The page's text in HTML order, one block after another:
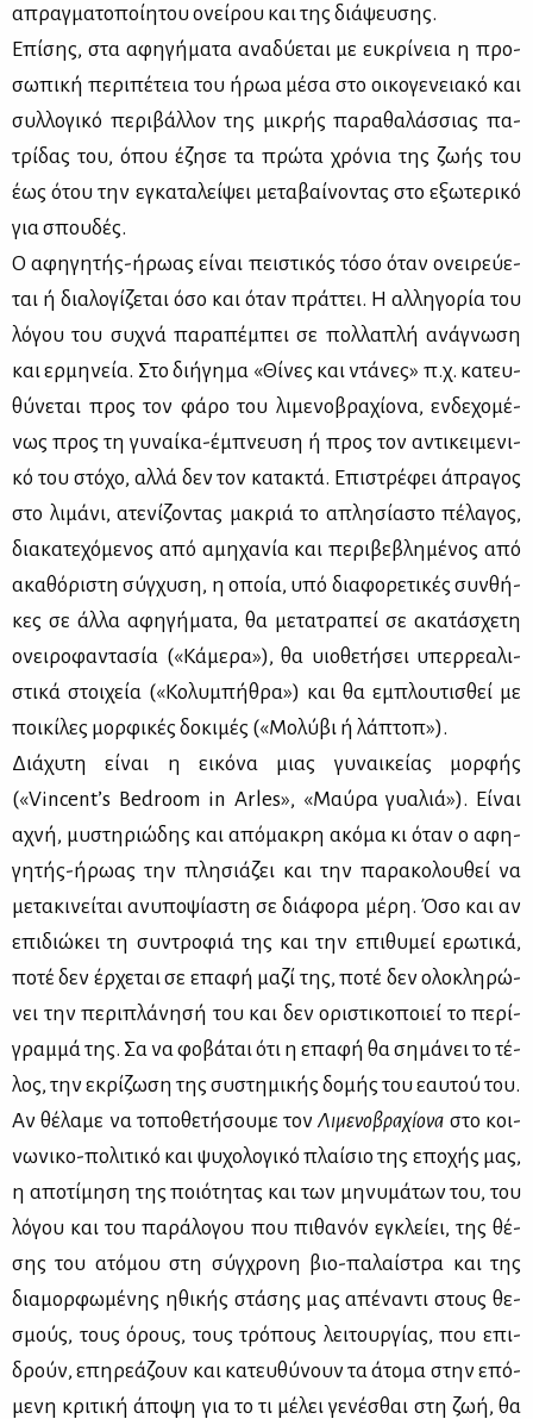
απραγ­μα­το­ποί­η­του ονεί­ρου και της διά­ψευ­σης.
Επί­σης, στα αφη­γή­μα­τα ανα­δύ­ε­ται με ευ­κρί­νεια η προ­
σω­πι­κή πε­ρι­πέ­τεια του ήρωα μέ­σα στο οι­κο­γε­νεια­κό και
συλ­λο­γι­κό πε­ρι­βάλ­λον της μι­κρής πα­ρα­θα­λάσ­σιας πα­
τρί­δας του, όπου έζη­σε τα πρώ­τα χρό­νια της ζω­ής του
έως ότου την εγκα­τα­λεί­ψει με­τα­βαί­νο­ντας στο εξω­τε­ρι­κό
για σπου­δές.
Ο αφη­γη­τής-ήρω­ας εί­ναι πει­στι­κός τό­σο όταν ονει­ρεύ­ε­
ται ή δια­λο­γί­ζε­ται όσο και όταν πράτ­τει. Η αλ­λη­γο­ρία του
λό­γου του συ­χνά πα­ρα­πέ­μπει σε πολ­λα­πλή ανά­γνω­ση
και ερ­μη­νεία. Στο δι­ή­γη­μα «Θί­νες και ντά­νες» π.χ. κα­τευ­
θύ­νε­ται προς τον φά­ρο του λι­με­νο­βρα­χί­ο­να, εν­δε­χο­μέ­
νως προς τη γυ­ναί­κα-έμπνευ­ση ή προς τον αντι­κει­με­νι­
κό του στό­χο, αλ­λά δεν τον κα­τα­κτά. Επι­στρέ­φει άπρα­γος
στο λι­μά­νι, ατε­νί­ζο­ντας μα­κριά το απλη­σί­α­στο πέ­λα­γος,
δια­κα­τε­χό­με­νος από αμη­χα­νία και πε­ρι­βε­βλη­μέ­νος από
ακα­θό­ρι­στη σύγ­χυ­ση, η οποία, υπό δια­φο­ρε­τι­κές συν­θή­
κες σε άλ­λα αφη­γή­μα­τα, θα με­τα­τρα­πεί σε ακα­τά­σχε­τη
ονει­ρο­φα­ντα­σία («Κά­με­ρα»), θα υιο­θε­τή­σει υπερ­ρε­α­λι­
στι­κά στοι­χεία («Κο­λυ­μπή­θρα») και θα εμπλου­τι­σθεί με
ποι­κί­λες μορ­φι­κές δο­κι­μές («Μο­λύ­βι ή λά­πτοπ»).
Διά­χυ­τη εί­ναι η ει­κό­να μιας γυ­ναι­κεί­ας μορ­φής
(«Vincent’s Bedroom in Arles», «Μαύ­ρα γυα­λιά»). Εί­ναι
αχνή, μυ­στη­ριώ­δης και από­μα­κρη ακό­μα κι όταν ο αφη­
γη­τής-ήρω­ας την πλη­σιά­ζει και την πα­ρα­κο­λου­θεί να
με­τα­κι­νεί­ται ανυ­πο­ψί­α­στη σε διά­φο­ρα μέ­ρη. Όσο και αν
επι­διώ­κει τη συ­ντρο­φιά της και την επι­θυ­μεί ερω­τι­κά,
πο­τέ δεν έρ­χε­ται σε επα­φή μα­ζί της, πο­τέ δεν ολο­κλη­ρώ­
νει την πε­ρι­πλά­νη­σή του και δεν ορι­στι­κο­ποιεί το πε­ρί­
γραμ­μά της. Σα να φο­βά­ται ότι η επα­φή θα ση­μά­νει το τέ­
λος, την εκρί­ζω­ση της συ­στη­μι­κής δο­μής του εαυ­τού του.
Αν θέ­λα­με να το­πο­θε­τή­σου­με τονΛι­με­νο­βρα­χί­ο­να στο κοι­
νω­νι­κο-πο­λι­τι­κό και ψυ­χο­λο­γι­κό πλαί­σιο της επο­χής μας,
η απο­τί­μη­ση της ποιό­τη­τας και των μη­νυ­μά­των του, του
λό­γου και του πα­ρά­λο­γου που πι­θα­νόν εγκλεί­ει, της θέ­
σης του ατό­μου στη σύγ­χρο­νη βιο-πα­λαί­στρα και της
δια­μορ­φω­μέ­νης ηθι­κής στά­σης μας απέ­να­ντι στους θε­
σμούς, τους όρους, τους τρό­πους λει­τουρ­γί­ας, που επι­
δρούν, επη­ρε­ά­ζουν και κα­τευ­θύ­νουν τα άτο­μα στην επό­
με­νη κρι­τι­κή άπο­ψη για το τι μέ­λει γε­νέ­σθαι στη ζωή, θα